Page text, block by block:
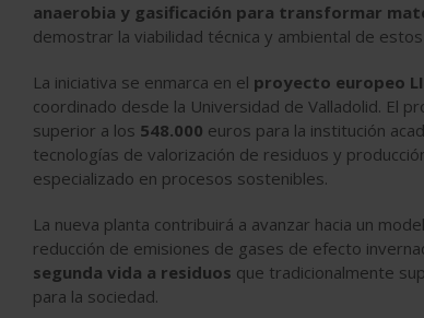
anaerobia y gasificación para transformar
demostrar la viabilidad técnica y ambiental de
La iniciativa se enmarca en el proyecto europeo
coordinado desde la Universidad de Valladolid. El
superior a los 548.000 euros para la institución
tecnologías de valorización de residuos y
especializado en procesos sostenibles.
La nueva planta contribuirá a avanzar hacia un
reducción de emisiones de gases de efecto
segunda vida a residuos que tradicionalmente
para la sociedad.